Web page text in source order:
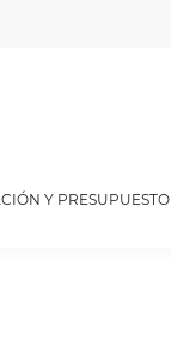
Y PRESUPUESTO